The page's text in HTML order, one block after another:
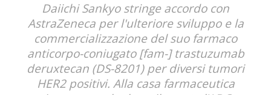
Daiichi Sankyo stringe accordo con
AstraZeneca per l'ulteriore sviluppo e la
commercializzazione del suo farmaco
anticorpo-coniugato [fam-] trastuzumab
deruxtecan (DS-8201) per diversi tumori
HER2 positivi. Alla casa farmaceutica